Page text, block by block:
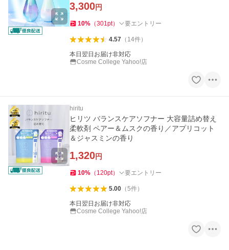
3,300円
10% （301pt） 要エントリー
4.57（ 14件）
本日翌日お届け非対応
Cosme College Yahoo!店
hiritu
ヒリツ バランスケアソフナー 大容量詰め替え
柔軟剤 ペアー＆ムスクの香り／アプリコット
＆ジャスミンの香り
1,320円
10% （ 120pt） 要エントリー
5.00（5件）
本日翌日お届け非対応
Cosme College Yahoo!店